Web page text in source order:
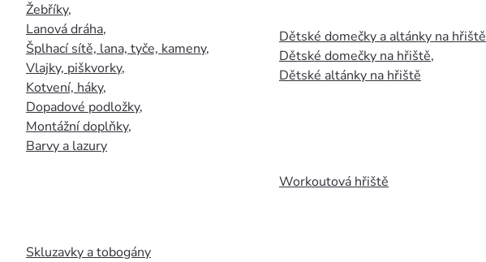
Žebříky,
Lanová dráha,
Šplhací sítě, lana, tyče, kameny,
Vlajky, piškvorky,
Kotvení, háky,
Dopadové podložky,
Montážní doplňky,
Barvy a lazury
Skluzavky a tobogány
Dětské domečky a altánky na hřiště
Dětské domečky na hřiště,
Dětské altánky na hřiště
Workoutová hřiště